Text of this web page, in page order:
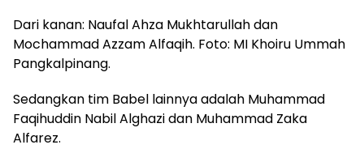
Dari kanan: Naufal Ahza Mukhtarullah dan
Mochammad Azzam Alfaqih. Foto: MI Khoiru Ummah
Pangkalpinang.
Sedangkan tim Babel lainnya adalah Muhammad
Faqihuddin Nabil Alghazi dan Muhammad Zaka
Alfarez.